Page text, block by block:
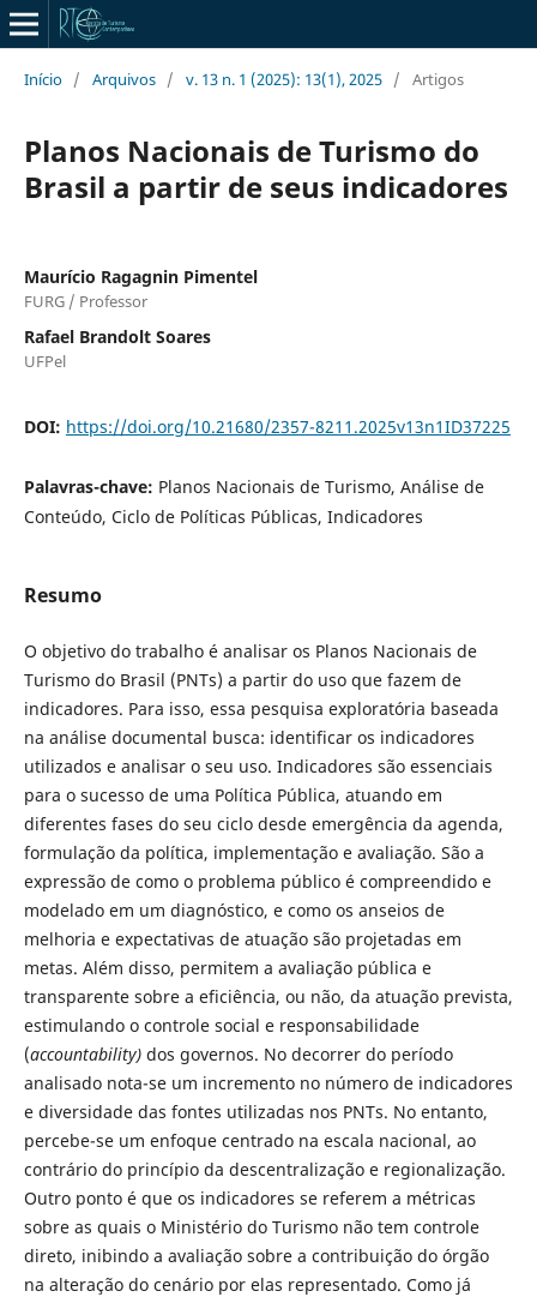
Início / Arquivos / v. 13 n. 1 (2025): 13(1), 2025 / Artigos
Planos Nacionais de Turismo do
Brasil a partir de seus indicadores
Maurício Ragagnin Pimentel
FURG / Professor
Rafael Brandolt Soares
UFPel
DOI: https://doi.org/10.21680/2357-8211.2025v13n1ID37225
Palavras-chave: Planos Nacionais de Turismo, Análise de
Conteúdo, Ciclo de Políticas Públicas, Indicadores
Resumo
O objetivo do trabalho é analisar os Planos Nacionais de
Turismo do Brasil (PNTs) a partir do uso que fazem de
indicadores. Para isso, essa pesquisa exploratória baseada
na análise documental busca: identificar os indicadores
utilizados e analisar o seu uso. Indicadores são essenciais
para o sucesso de uma Política Pública, atuando em
diferentes fases do seu ciclo desde emergência da agenda,
formulação da política, implementação e avaliação. São a
expressão de como o problema público é compreendido e
modelado em um diagnóstico, e como os anseios de
melhoria e expectativas de atuação são projetadas em
metas. Além disso, permitem a avaliação pública e
transparente sobre a eficiência, ou não, da atuação prevista,
estimulando o controle social e responsabilidade
(accountability) dos governos. No decorrer do período
analisado nota-se um incremento no número de indicadores
e diversidade das fontes utilizadas nos PNTs. No entanto,
percebe-se um enfoque centrado na escala nacional, ao
contrário do princípio da descentralização e regionalização.
Outro ponto é que os indicadores se referem a métricas
sobre as quais o Ministério do Turismo não tem controle
direto, inibindo a avaliação sobre a contribuição do órgão
na alteração do cenário por elas representado. Como já